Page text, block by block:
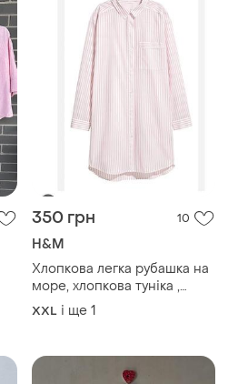
350 грн 10
H&M
Хлопкова легка рубашка на
море, хлопкова туніка ,
XXL і ще 1